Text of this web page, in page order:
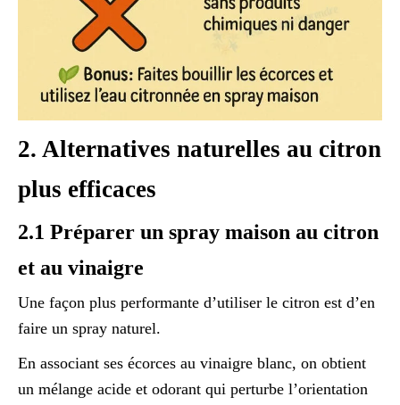
2. Alternatives naturelles au citron
plus efficaces
2.1 Préparer un spray maison au citron
et au vinaigre
Une façon plus performante d’utiliser le citron est d’en
faire un spray naturel.
En associant ses écorces au vinaigre blanc, on obtient
un mélange acide et odorant qui perturbe l’orientation